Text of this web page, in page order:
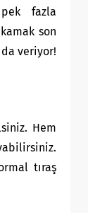
pek fazla
son
veriyor!
Hem
tıraş